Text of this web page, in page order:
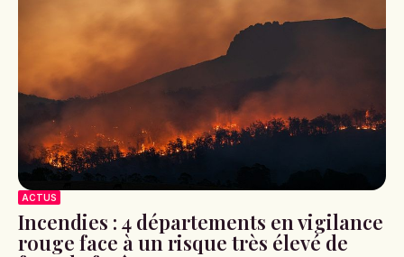
ACTUS
Incendies : 4 départements en vigilance
rouge face à un risque très élevé de